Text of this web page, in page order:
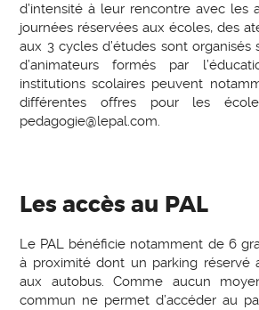
d’intensité à leur rencontre avec les
journées réservées aux écoles, des
aux 3 cycles d’études sont organisés
d’animateurs formés par
institutions scolaires peuvent
différentes offres pour les
pedagogie@lepal.com.
Les accès au PAL
Le PAL bénéficie notamment de 6
à proximité dont un parking réservé
aux autobus. Comme aucun
commun ne permet d’accéder au